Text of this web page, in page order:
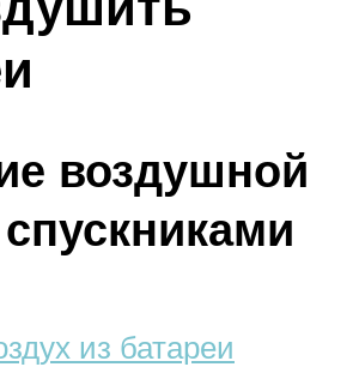
воздушной
из батареи